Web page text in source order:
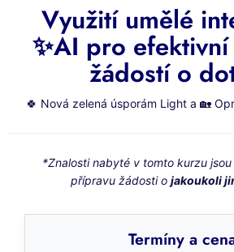
Využití umělé
✨AI pro
žádostí o
🍀 Nová zelená úsporám Light a 🏡
*Znalosti nabyté v tomto kurzu
přípravu žádosti o jakoukoli
Termíny a